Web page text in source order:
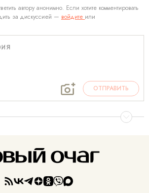
автору анонимно. Если хотите комментировать
за дискуссией — войдите или
ОТПРАВИТЬ